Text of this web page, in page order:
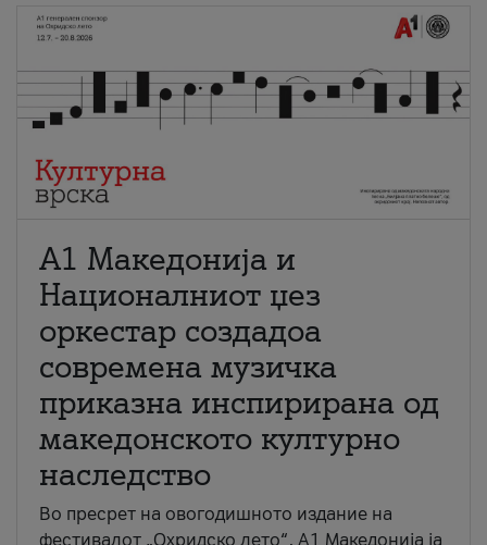
А1 Македонија и
Националниот џез
оркестар создадоа
современа музичка
приказна инспирирана од
македонското културно
наследство
Во пресрет на овогодишното издание на
фестивалот „Охридско лето“, А1 Македонија ја